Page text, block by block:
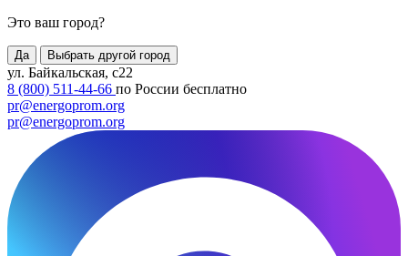
Это ваш город?
Да Выбрать другой город
ул. Байкальская, с22
8 (800) 511-44-66 по России бесплатно
pr@energoprom.org
pr@energoprom.org